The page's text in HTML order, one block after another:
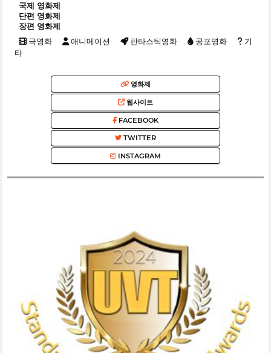
국제 영화제
단편 영화제
장편 영화제
극영화 애니메이션 판타스틱영화 공포영화
기
타
영화제
웹사이트
FACEBOOK
TWITTER
INSTAGRAM